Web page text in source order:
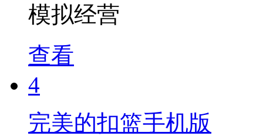
模拟经营
查看
4
完美的扣篮手机版